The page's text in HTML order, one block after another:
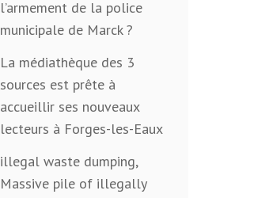
l’armement de la police
municipale de Marck ?
La médiathèque des 3
sources est prête à
accueillir ses nouveaux
lecteurs à Forges-les-Eaux
illegal waste dumping,
Massive pile of illegally